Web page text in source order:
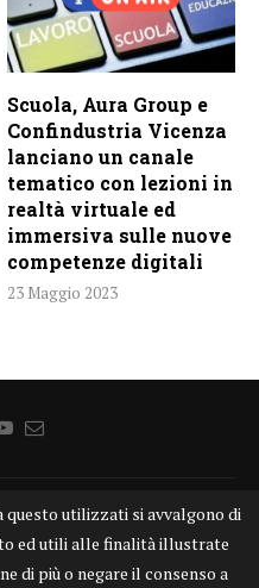
Scuola, Aura Group e
Confindustria Vicenza
lanciano un canale
tematico con lezioni in
realtà virtuale ed
immersiva sulle nuove
competenze digitali
23 Maggio 2023
Cookie Contatti
KONGTV
utilizzati si avvalgono di
ed utili alle finalità illustrate
di più o negare il consenso a